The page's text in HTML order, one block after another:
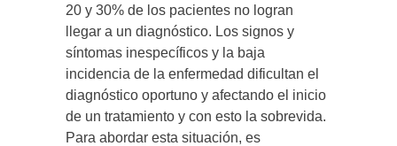
20 y 30% de los pacientes no logran
llegar a un diagnóstico. Los signos y
síntomas inespecíficos y la baja
incidencia de la enfermedad dificultan el
diagnóstico oportuno y afectando el inicio
de un tratamiento y con esto la sobrevida.
Para abordar esta situación, es